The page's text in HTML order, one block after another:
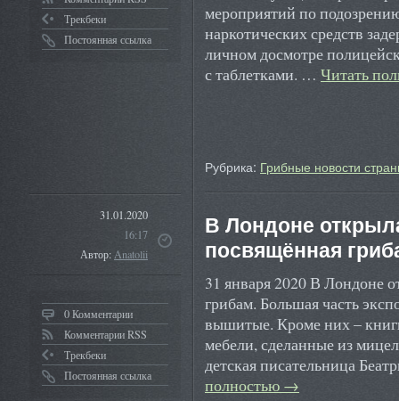
Трекбеки
Постоянная ссылка
мероприятий по
наркотических средств
личном досмотре
с таблетками. … Читать
Рубрика: Грибные новости
31.01.2020
16:17
Автор:Anatolii
0 Комментарии
Комментарии RSS
Трекбеки
Постоянная ссылка
В Лондоне
посвящённая
31 января 2020 В Лондоне
грибам. Большая часть
вышитые. Кроме них –
мебели, сделанные из
детская писательница
полностью →